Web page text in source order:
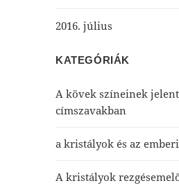
2016. július
KATEGÓRIÁK
A kövek színeinek
címszavakban
a kristályok és az
A kristályok